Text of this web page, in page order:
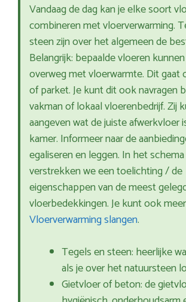
Vandaag de dag kan je elke soort
combineren met vloerverwarming.
steen zijn over het algemeen de
Belangrijk: bepaalde vloeren
overweg met vloerwarmte. Dit gaat
of parket. Je kunt dit ook navragen
vakman of lokaal vloerenbedrijf. Zij
aangeven wat de juiste afwerkvloer
kamer. Informeer naar de
egaliseren en leggen. In het
verstrekken we een toelichting / de
eigenschappen van de meest
vloerbedekkingen. Je kunt ook
Vloerverwarming slangen.
Tegels en steen: heerlijke
als je over het natuursteen
Gietvloer of beton: de